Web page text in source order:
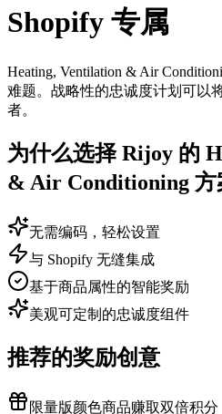
Shopify 专属
Heating, Ventilation & Air
难题。战略性的忠诚度计划可以
者。
为什么选择 Rijoy 的
& Air Conditioning 方
无需编码，轻松设置
与 Shopify 无缝集成
基于商品属性的智能奖励
美观可定制的忠诚度组件
推荐的奖励创意
限量版颜色商品赚取双倍积分